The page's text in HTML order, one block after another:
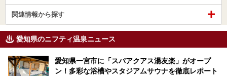
関連情報から探す
愛知県のニフティ温泉ニュース
愛知県一宮市に「スパアクアス湯友楽」がオープ
ン！多彩な浴槽やスタジアムサウナを徹底レポート